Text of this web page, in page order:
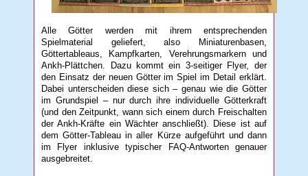
Alle Götter werden mit ihrem entsprechenden
Spielmaterial geliefert, also Miniaturenbasen,
Göttertableaus, Kampfkarten, Verehrungsmarkern und
Ankh-Plättchen. Dazu kommt ein 3-seitiger Flyer, der
den Einsatz der neuen Götter im Spiel im Detail erklärt.
Dabei unterscheiden diese sich – genau wie die Götter
im Grundspiel – nur durch ihre individuelle Götterkraft
(und den Zeitpunkt, wann sich einem durch Freischalten
der Ankh-Kräfte ein Wächter anschließt). Diese ist auf
dem Götter-Tableau in aller Kürze aufgeführt und dann
im Flyer inklusive typischer FAQ-Antworten genauer
ausgebreitet.